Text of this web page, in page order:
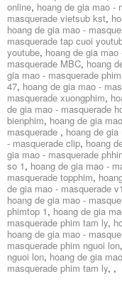
online, hoang de gia mao -
masquerade vietsub kst,
hoang de gia mao -
masquerade tap cuoi
youtube, hoang de gia
masquerade MBC, hoang
gia mao - masquerade
47, hoang de gia mao -
masquerade xuongphim,
de gia mao - masquerade
bienphim, hoang de gia
masquerade , hoang de
- masquerade clip, hoang
gia mao - masquerade
so 1, hoang de gia mao -
masquerade topphim,
de gia mao - masquerade
hoang de gia mao -
phimtop 1, hoang de gia
masquerade phim tam ly,
hoang de gia mao -
masquerade phim nguoi lon,
nguoi lon, hoang de gia
masquerade phim tam ly, ,